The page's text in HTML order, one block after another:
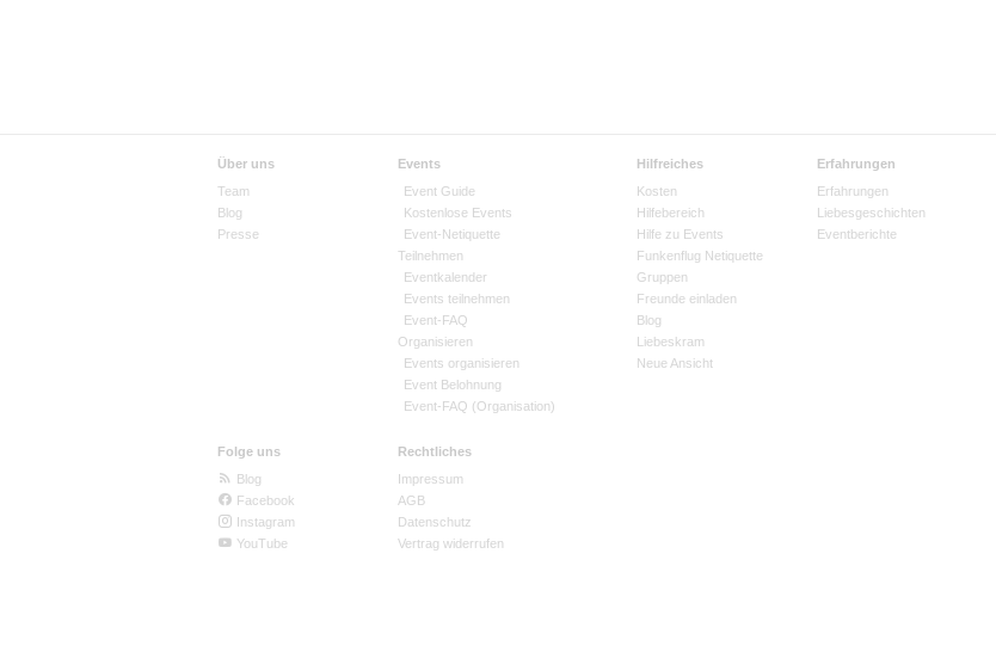
Über uns
Team
Blog
Presse
Events
Event Guide
Kostenlose Events
Event-Netiquette
Teilnehmen
Eventkalender
Events teilnehmen
Event-FAQ
Organisieren
Events organisieren
Event Belohnung
Event-FAQ (Organisation)
Hilfreiches
Kosten
Hilfebereich
Hilfe zu Events
Funkenflug Netiquette
Gruppen
Freunde einladen
Blog
Liebeskram
Neue Ansicht
Erfahrungen
Erfahrungen
Liebesgeschichten
Eventberichte
Folge uns
Blog
Facebook
Instagram
YouTube
Rechtliches
Impressum
AGB
Datenschutz
Vertrag widerrufen